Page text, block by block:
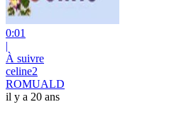
0:01
|
À suivre
celine2
ROMUALD
il y a 20 ans